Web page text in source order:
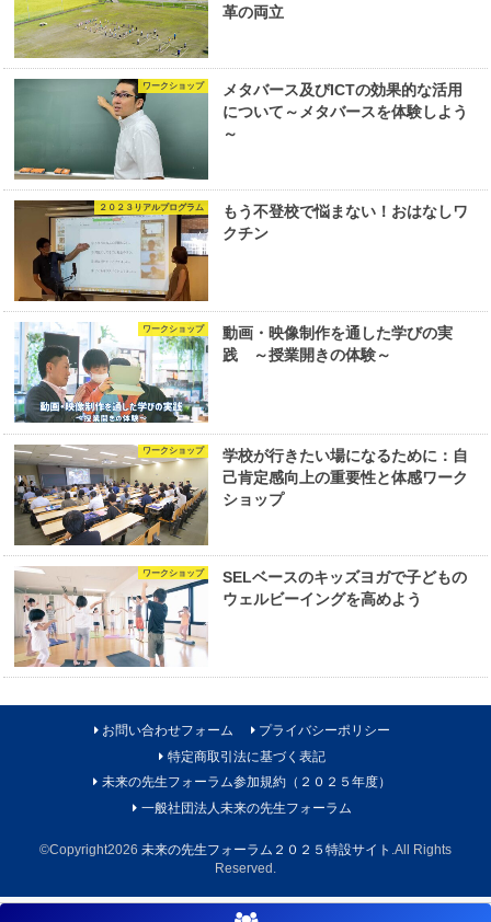
革の両立
ワークショップ
メタバース及びICTの効果的な活用
について～メタバースを体験しよう
～
２０２３リアルプログラム
もう不登校で悩まない！おはなしワ
クチン
ワークショップ
動画・映像制作を通した学びの実
践 ～授業開きの体験～
ワークショップ
学校が行きたい場になるために：自
己肯定感向上の重要性と体感ワーク
ショップ
ワークショップ
SELベースのキッズヨガで子どもの
ウェルビーイングを高めよう
お問い合わせフォーム
プライバシーポリシー
特定商取引法に基づく表記
未来の先生フォーラム参加規約（２０２５年度）
一般社団法人未来の先生フォーラム
©Copyright2026 未来の先生フォーラム２０２５特設サイト .All Rights
Reserved.